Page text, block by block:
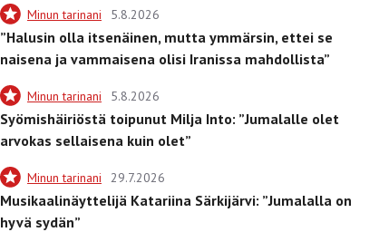
Minun tarinani 5.8.2026
”Halusin olla itsenäinen, mutta ymmärsin, ettei se
naisena ja vammaisena olisi Iranissa mahdollista”
Minun tarinani 5.8.2026
Syömishäiriöstä toipunut Milja Into: ”Jumalalle olet
arvokas sellaisena kuin olet”
Minun tarinani 29.7.2026
Musikaalinäyttelijä Katariina Särkijärvi: ”Jumalalla on
hyvä sydän”